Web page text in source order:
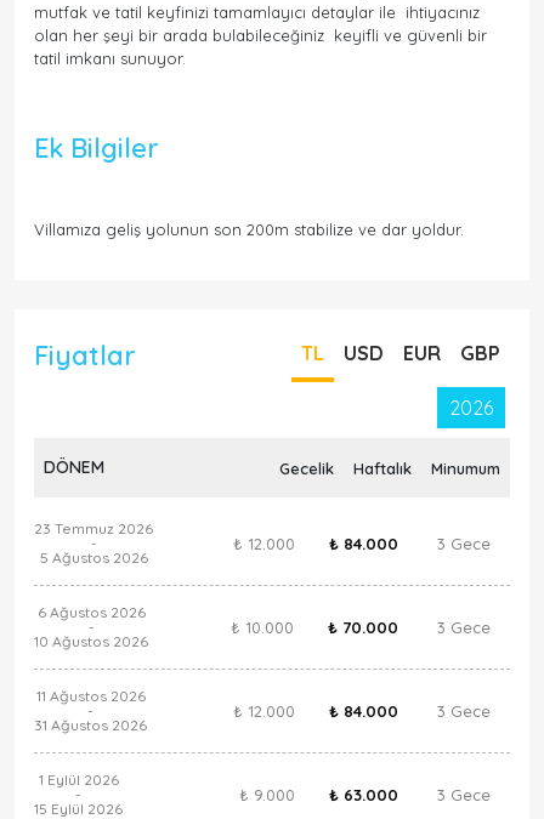
mutfak ve tatil keyfinizi tamamlayıcı detaylar ile ihtiyacınız
olan her şeyi bir arada bulabileceğiniz keyifli ve güvenli bir
tatil imkanı sunuyor.
Ek Bilgiler
Villamıza geliş yolunun son 200m stabilize ve dar yoldur.
Fiyatlar TL USD EUR GBP
2026
DÖNEM Gecelik Haftalık Minumum
23 Temmuz 2026
-
5 Ağustos 2026
₺ 12.000 ₺ 84.000 3 Gece
6 Ağustos 2026
-
10 Ağustos 2026
₺ 10.000 ₺ 70.000 3 Gece
11 Ağustos 2026
-
31 Ağustos 2026
₺ 12.000 ₺ 84.000 3 Gece
1 Eylül 2026
-
15 Eylül 2026
₺ 9.000 ₺ 63.000 3 Gece